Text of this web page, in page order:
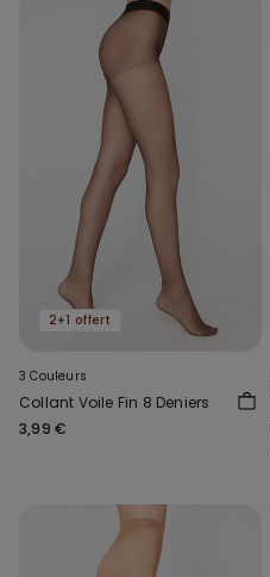
2+1 offert
3 Couleurs
Collant Voile Fin 8 Deniers
3,99 €